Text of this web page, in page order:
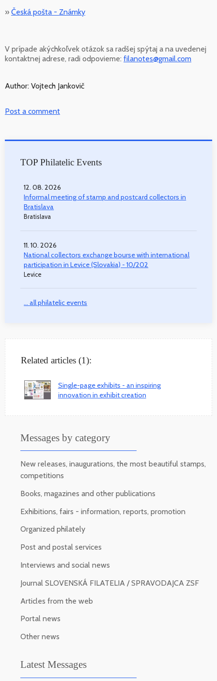
» Česká pošta - Známky
V prípade akýchkoľvek otázok sa radšej spýtaj a na uvedenej
kontaktnej adrese, radi odpovieme: filanotes@gmail.com
Author: Vojtech Jankovič
Post a comment
TOP Philatelic Events
12. 08. 2026
Informal meeting of stamp and postcard collectors in
Bratislava
Bratislava
11. 10. 2026
National collectors exchange bourse with international
participation in Levice (Slovakia) - 10/202
Levice
... all philatelic events
Related articles (1):
Single-page exhibits - an inspiring
innovation in exhibit creation
Messages by category
New releases, inaugurations, the most beautiful stamps,
competitions
Books, magazines and other publications
Exhibitions, fairs - information, reports, promotion
Organized philately
Post and postal services
Interviews and social news
Journal SLOVENSKÁ FILATELIA / SPRAVODAJCA ZSF
Articles from the web
Portal news
Other news
Latest Messages